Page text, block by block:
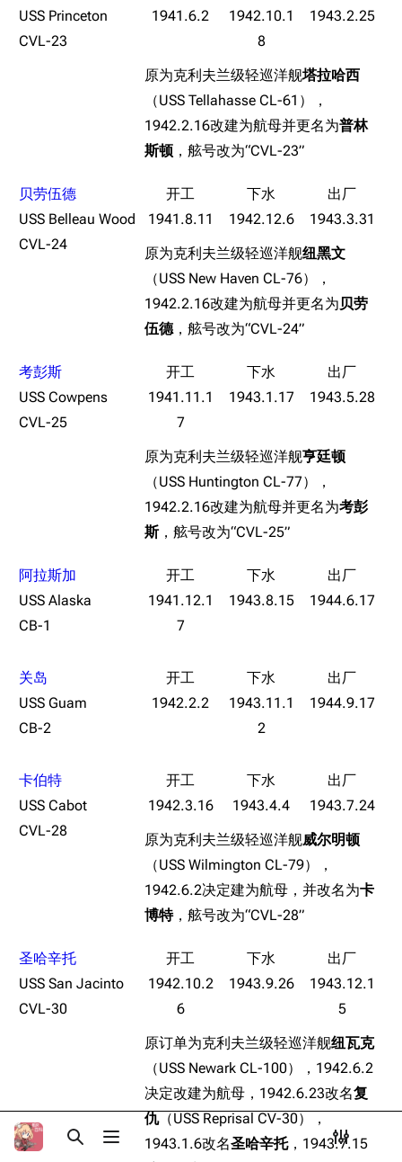
打开/关闭搜索
打开/关闭菜单
宿舍与家具
餐厅与料理
工程局
特别船坞
物品道具
历次活动关卡图标
舰娘对话小剧场
舰船造船厂一览
舰船归宿一览
舰艇徽章与格言
蒸汽轮机基础
美海军惯导系统
意大利军舰一览
旧日本八八舰队
旧日本军舰一览
近代中国图纸舰
解放军主战舰艇
艾拉微博存档
NGA战舰少女R专
区
萌娘百科战舰少女
苍青幻影wiki（只
四叶草剧场BiliWiki
战列舰论坛
Secret Projects论
Shipbucket像素战
舰
资料站
JSTOR期刊图书馆
Navweaps（镜
像）
Navypedia
Naval
NavSource
Wings Aviation
Dreadnoughtproject
战舰计划1900-
美国海军历史手册
平贺让数字档案馆
Hyper War
大英帝国战争博物
馆
Naval History
德国联邦数字档案
馆
JACAR
打开/关
未登录
未登录用户的IP地址会在进行任意编辑后公开展示。
分享此页面
查看 更多
清除缓存
链入页面
相关更改
可打印版
页面信息
Cargo数据
引用此页
USS Princeton
CVL-23
1941.6.2
1942.10.1
8
1943.2.25
原为克利夫兰级轻巡洋舰塔拉哈西
（USS Tellahasse CL-61），
1942.2.16改建为航母并更名为普林
斯顿 ，舷号改为“CVL-23”
贝劳伍德
USS Belleau Wood
CVL-24
1941.8.11 1942.12.6
1943.3.31
原为克利夫兰级轻巡洋舰纽黑文
（USS New Haven CL-76），
1942.2.16改建为航母并更名为贝劳
伍德，舷号改为“CVL-24”
考彭斯
USS Cowpens
CVL-25
1941.11.1
7
1943.1.17 1943.5.28
原为克利夫兰级轻巡洋舰亨廷顿
（USS Huntington CL-77），
1942.2.16改建为航母并更名为考彭
斯，舷号改为“CVL-25”
阿拉斯加
USS Alaska
CB-1
1941.12.1
7
1943.8.15 1944.6.17
关岛
USS Guam
CB-2
1942.2.2
1943.11.1
2
1944.9.17
卡伯特
USS Cabot
CVL-28
1942.3.16 1943.4.4
1943.7.24
原为克利夫兰级轻巡洋舰威尔明顿
（USS Wilmington CL-79），
1942.6.2决定建为航母，并改名为卡
博特，舷号改为“CVL-28”
圣哈辛托
USS San Jacinto
CVL-30
1942.10.2
6
1943.9.26
1943.12.1
5
原订单为克利夫兰级轻巡洋舰纽瓦克
（USS Newark CL-100），1942.6.2
决定改建为航母，1942.6.23改名复
仇（USS Reprisal CV-30），
1943.1.6改名圣哈辛托，1943.7.15
游戏数据
挖组性能评测
设定
台词解析